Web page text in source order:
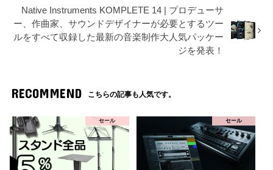
Native Instruments KOMPLETE 14 | プロデューサ
ー、作曲家、サウンドデザイナーが必要とするツー
ルをすべて収録した最新の音楽制作大人気パッケー
ジを発表！
RECOMMEND こちらの記事も人気です。
セール セール